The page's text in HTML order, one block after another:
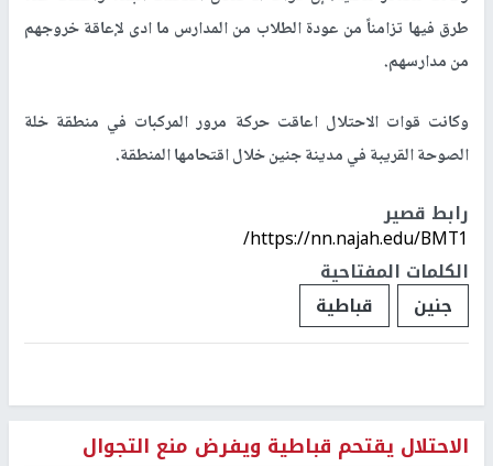
طرق فيها تزامناً من عودة الطلاب من المدارس ما ادى لإعاقة خروجهم
من مدارسهم.
وكانت قوات الاحتلال اعاقت حركة مرور المركبات في منطقة خلة
الصوحة القريبة في مدينة جنين خلال اقتحامها المنطقة.
رابط قصير
https://nn.najah.edu/BMT1/
الكلمات المفتاحية
جنين
قباطية
الاحتلال يقتحم قباطية ويفرض منع التجوال